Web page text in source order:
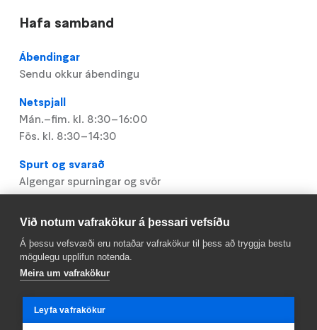
Hafa samband
Ábendingar
Sendu okkur ábendingu
Netspjall
Mán.–fim. kl. 8:30–16:00
Fös. kl. 8:30–14:30
Spurt og svarað
Algengar spurningar og svör
Mán.–fim. kl. 8:30–16:00
Fös. kl. 8:30–14:30
upplysingar@reykjavik.is
Við notum vafrakökur á þessari vefsíðu
Á þessu vefsvæði eru notaðar vafrakökur til þess að tryggja bestu
mögulegu upplifun notenda.
Meira um vafrakökur
Leyfa vafrakökur